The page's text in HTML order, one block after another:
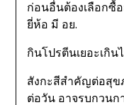
ก่อนอื่นต้องเลือกซื้
ยี่ห้อ มี อย.
กินโปรตีนเยอะเกิน
สังกะสีสำคัญต่อสุข
ต่อวัน อาจรบกวนก